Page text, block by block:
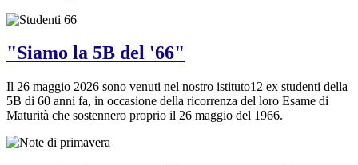
"Siamo la 5B del '66"
Il 26 maggio 2026 sono venuti nel nostro istituto12 ex studenti della
5B di 60 anni fa, in occasione della ricorrenza del loro Esame di
Maturità che sostennero proprio il 26 maggio del 1966.